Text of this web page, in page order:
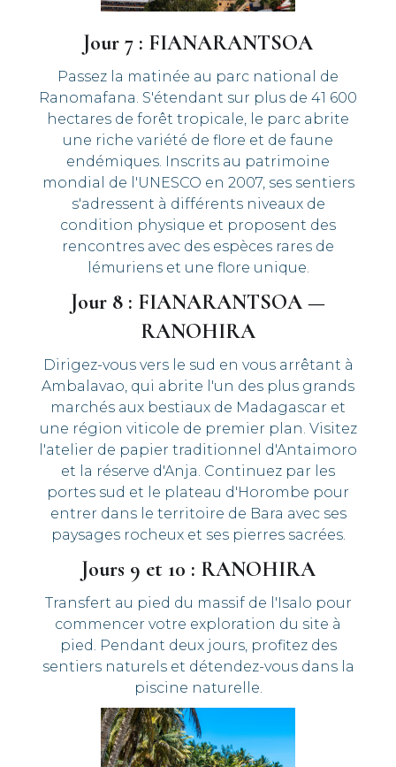
Jour 7 : FIANARANTSOA
Passez la matinée au parc national de
Ranomafana. S'étendant sur plus de 41 600
hectares de forêt tropicale, le parc abrite
une riche variété de flore et de faune
endémiques. Inscrits au patrimoine
mondial de l'UNESCO en 2007, ses sentiers
s'adressent à différents niveaux de
condition physique et proposent des
rencontres avec des espèces rares de
lémuriens et une flore unique.
Jour 8 : FIANARANTSOA —
RANOHIRA
Dirigez-vous vers le sud en vous arrêtant à
Ambalavao, qui abrite l'un des plus grands
marchés aux bestiaux de Madagascar et
une région viticole de premier plan. Visitez
l'atelier de papier traditionnel d'Antaimoro
et la réserve d'Anja. Continuez par les
portes sud et le plateau d'Horombe pour
entrer dans le territoire de Bara avec ses
paysages rocheux et ses pierres sacrées.
Jours 9 et 10 : RANOHIRA
Transfert au pied du massif de l'Isalo pour
commencer votre exploration du site à
pied. Pendant deux jours, profitez des
sentiers naturels et détendez-vous dans la
piscine naturelle.